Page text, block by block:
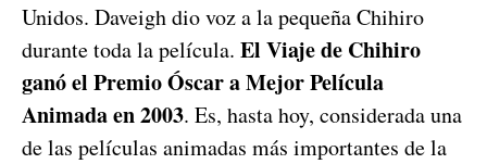
Unidos. Daveigh dio voz a la pequeña Chihiro
durante toda la película. El Viaje de Chihiro
ganó el Premio Óscar a Mejor Película
Animada en 2003. Es, hasta hoy, considerada una
de las películas animadas más importantes de la